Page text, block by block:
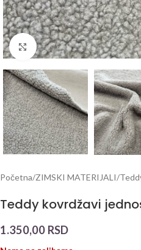
Click to enlarge
Početna/ZIMSKI MATERIJALI/
Teddy kovrdžavi
1.350,00 RSD